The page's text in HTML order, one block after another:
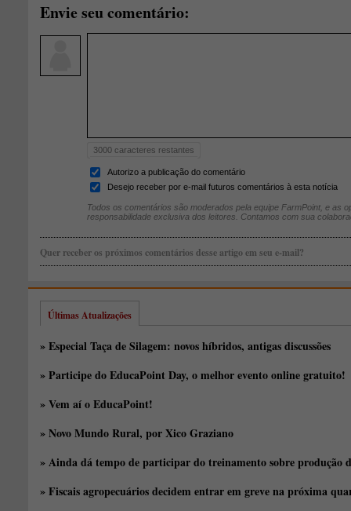
Envie seu comentário:
3000 caracteres restantes
Autorizo a publicação do comentário
Desejo receber por e-mail futuros comentários à esta notícia
Todos os comentários são moderados pela equipe FarmPoint, e as
responsabilidade exclusiva dos leitores. Contamos com sua
Quer receber os próximos comentários desse artigo em seu e-mail?
Últimas Atualizações
» Especial Taça de Silagem: novos híbridos, antigas discussões
» Participe do EducaPoint Day, o melhor evento online gratuito!
» Vem aí o EducaPoint!
» Novo Mundo Rural, por Xico Graziano
» Ainda dá tempo de participar do treinamento sobre produção
» Fiscais agropecuários decidem entrar em greve na próxima